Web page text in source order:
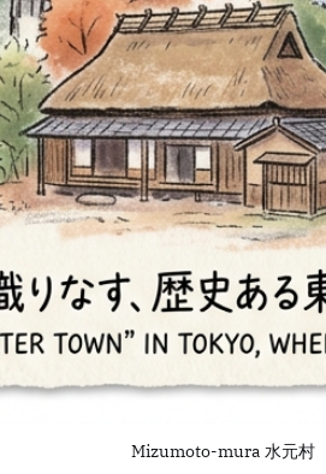
Mizumoto-mura 水元村